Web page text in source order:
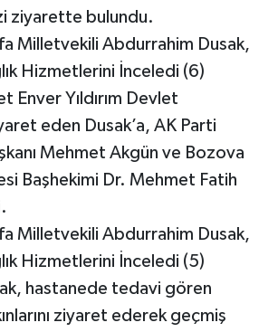
ziyarette bulundu.
Milletvekili Abdurrahim Dusak,
Hizmetlerini İnceledi (6)
Enver Yıldırım Devlet
eden Dusak’a, AK Parti
Mehmet Akgün ve Bozova
Başhekimi Dr. Mehmet Fatih
Milletvekili Abdurrahim Dusak,
Hizmetlerini İnceledi (5)
hastanede tedavi gören
ziyaret ederek geçmiş